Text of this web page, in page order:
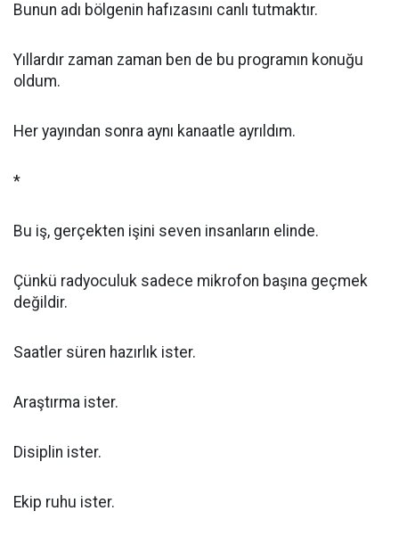
Bunun adı bölgenin hafızasını canlı tutmaktır.
Yıllardır zaman zaman ben de bu programın konuğu
oldum.
Her yayından sonra aynı kanaatle ayrıldım.
*
Bu iş, gerçekten işini seven insanların elinde.
Çünkü radyoculuk sadece mikrofon başına geçmek
değildir.
Saatler süren hazırlık ister.
Araştırma ister.
Disiplin ister.
Ekip ruhu ister.